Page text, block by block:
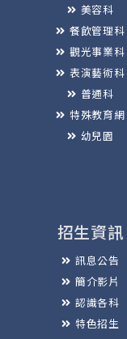
美容科
餐飲管理科
觀光事業科
表演藝術科
普通科
特殊教育網
幼兒園
招生資訊
訊息公告
簡介影片
認識各科
特色招生